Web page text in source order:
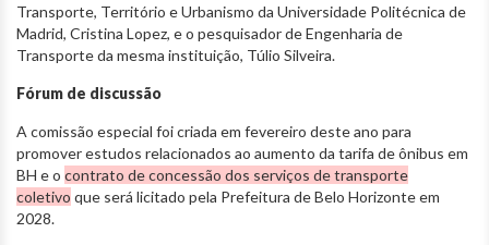
Transporte, Território e Urbanismo da Universidade Politécnica de
Madrid, Cristina Lopez, e o pesquisador de Engenharia de
Transporte da mesma instituição, Túlio Silveira.
Fórum de discussão
A comissão especial foi criada em fevereiro deste ano para
promover estudos relacionados ao aumento da tarifa de ônibus em
BH e o contrato de concessão dos serviços de transporte
coletivo que será licitado pela Prefeitura de Belo Horizonte em
2028.